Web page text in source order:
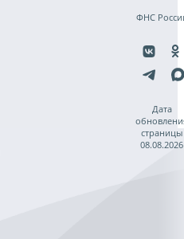
ФНС
Дата
страницы
08.08.2026